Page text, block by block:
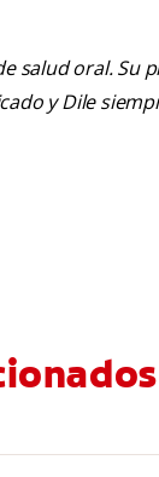
salud oral.
y Dile